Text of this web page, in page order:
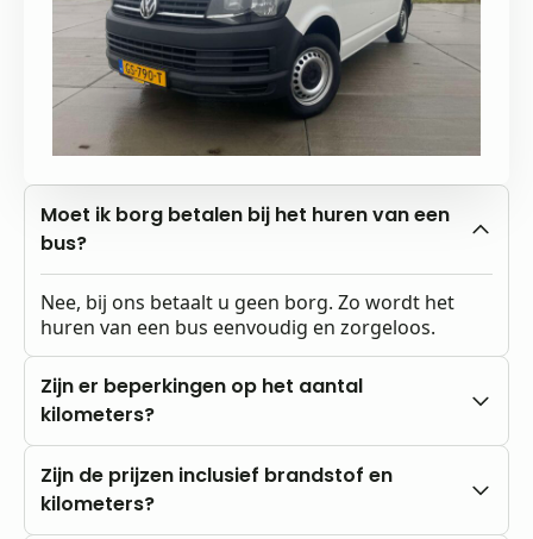
Moet ik borg betalen bij het huren van een
bus?
Nee, bij ons betaalt u geen borg. Zo wordt het
huren van een bus eenvoudig en zorgeloos.
Zijn er beperkingen op het aantal
kilometers?
Nee, u rijdt altijd met onbeperkte kilometers.
Zijn de prijzen inclusief brandstof en
kilometers?